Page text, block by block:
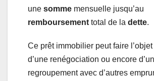
une somme mensuelle jusqu’au
remboursement total de la dette.
Ce prêt immobilier peut faire l’objet
d’une renégociation ou encore d’un
regroupement avec d’autres